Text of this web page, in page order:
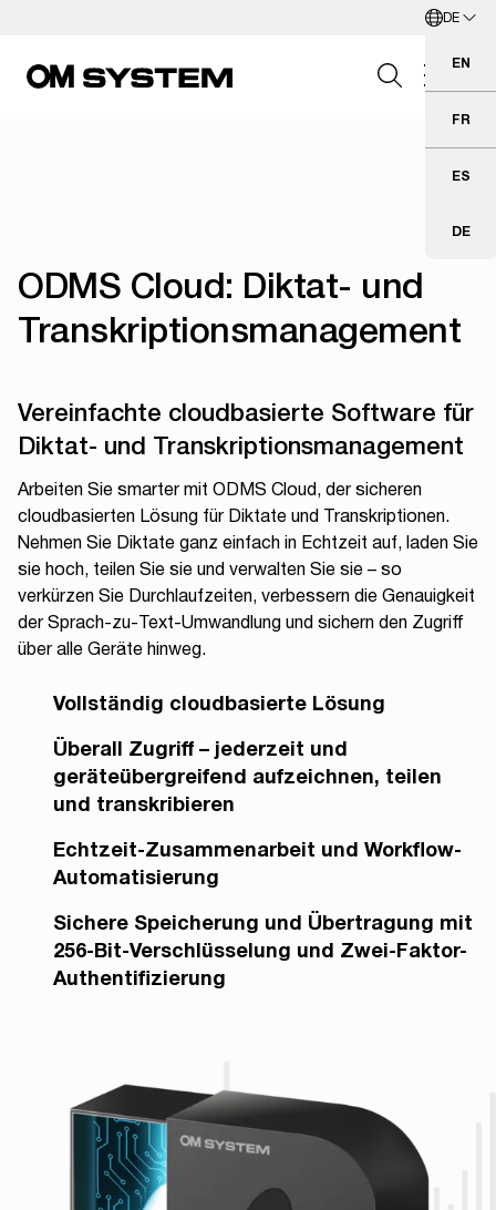
DE
Deutsch
EN
FR
ES
DE
ODMS Cloud: Diktat- und
Transkriptionsmanagement
Vereinfachte cloudbasierte Software für
Diktat- und Transkriptionsmanagement
Arbeiten Sie smarter mit ODMS Cloud, der sicheren
cloudbasierten Lösung für Diktate und Transkriptionen.
Nehmen Sie Diktate ganz einfach in Echtzeit auf, laden Sie
sie hoch, teilen Sie sie und verwalten Sie sie – so
verkürzen Sie Durchlaufzeiten, verbessern die Genauigkeit
der Sprach-zu-Text-Umwandlung und sichern den Zugriff
über alle Geräte hinweg.
Vollständig cloudbasierte Lösung
Überall Zugriff – jederzeit und
geräteübergreifend aufzeichnen, teilen
und transkribieren
Echtzeit-Zusammenarbeit und Workflow-
Automatisierung
Sichere Speicherung und Übertragung mit
256-Bit-Verschlüsselung und Zwei-Faktor-
Authentifizierung